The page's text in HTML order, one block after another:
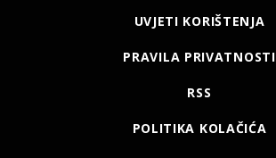
UVJETI KORIŠTENJA
PRAVILA PRIVATNOSTI
RSS
POLITIKA KOLAČIĆA